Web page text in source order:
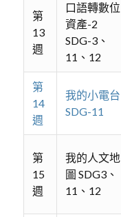
第
13
週
口語轉數位
資產-2
SDG-3、
11、12
第
14
週
我的小電台
SDG-11
第
15
週
我的人文地
圖 SDG3、
11、12